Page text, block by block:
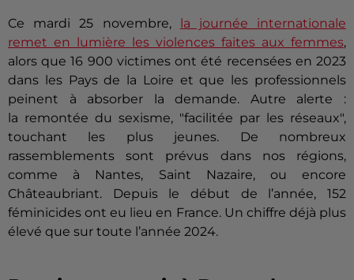
Ce mardi 25 novembre,
la journée internationale
remet en lumière les violences faites aux femmes,
alors que 16 900 victimes ont été recensées en 2023
dans les Pays de la Loire et que les professionnels
peinent à absorber la demande. Autre alerte :
la remontée du sexisme, "facilitée par les réseaux",
touchant les plus jeunes. De nombreux
rassemblements sont prévus dans nos régions,
comme à Nantes, Saint Nazaire, ou encore
Châteaubriant. Depuis le début de l’année, 152
féminicides ont eu lieu en France. Un chiffre déjà plus
élevé que sur toute l’année 2024.